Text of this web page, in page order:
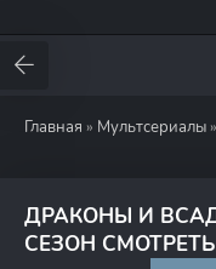
Главная » Мультсериалы
ДРАКОНЫ И
СЕЗОН